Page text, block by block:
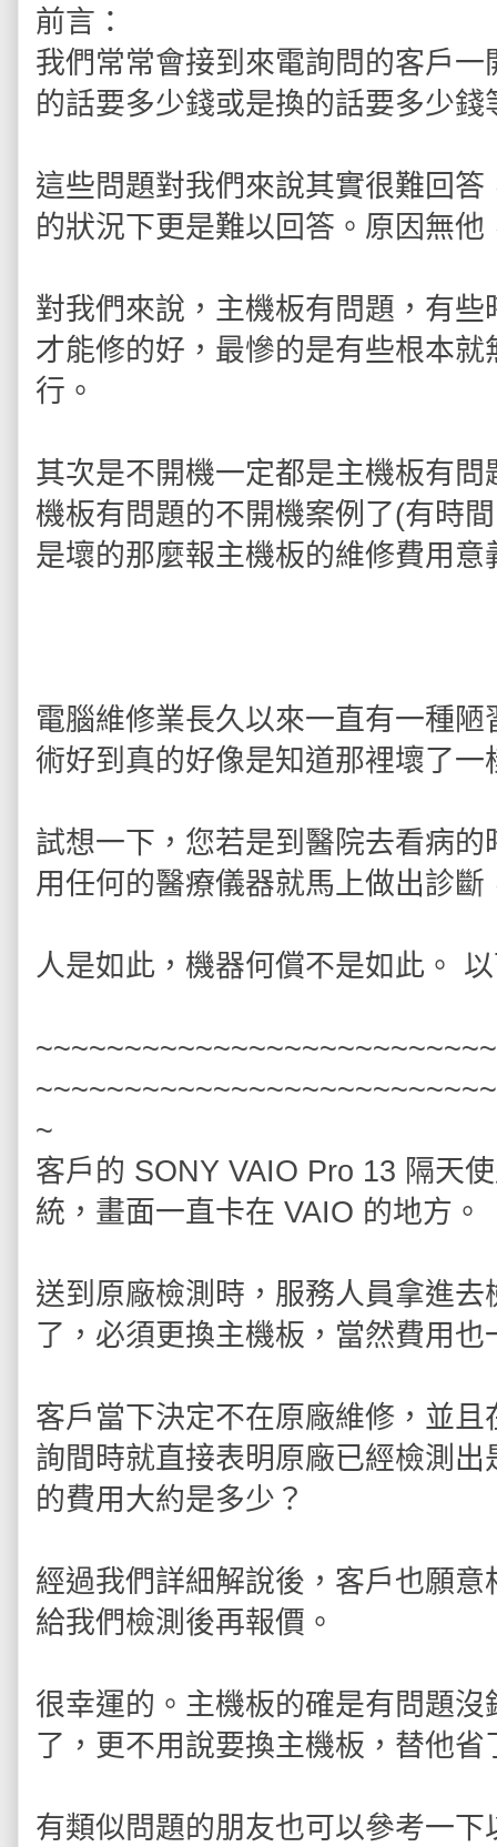
前言：
我們常常會接到來電詢問的客戶
的話要多少錢或是換的話要多少錢
這些問題對我們來說其實很難回
的狀況下更是難以回答。原因無
對我們來說，主機板有問題，有
才能修的好，最慘的是有些根本
行。
其次是不開機一定都是主機板有
機板有問題的不開機案例了(有時
是壞的那麼報主機板的維修費用意
電腦維修業長久以來一直有一種
術好到真的好像是知道那裡壞了
試想一下，您若是到醫院去看病
用任何的醫療儀器就馬上做出診
人是如此，機器何償不是如此。
~
客戶的 SONY VAIO Pro 13 隔天
統，畫面一直卡在 VAIO 的地方。
送到原廠檢測時，服務人員拿進
了，必須更換主機板，當然費用也
客戶當下決定不在原廠維修，並
詢間時就直接表明原廠已經檢測
的費用大約是多少？
經過我們詳細解說後，客戶也願
給我們檢測後再報價。
很幸運的。主機板的確是有問題
了，更不用說要換主機板，替他
有類似問題的朋友也可以參考一